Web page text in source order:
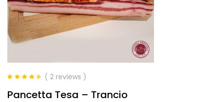
su 5
( 2 reviews )
Pancetta Tesa – Trancio